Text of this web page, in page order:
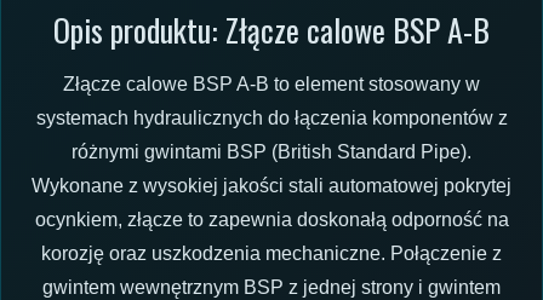
Opis produktu: Złącze calowe BSP A-B
Złącze calowe BSP A-B to element stosowany w
systemach hydraulicznych do łączenia komponentów z
różnymi gwintami BSP (British Standard Pipe).
Wykonane z wysokiej jakości stali automatowej pokrytej
ocynkiem, złącze to zapewnia doskonałą odporność na
korozję oraz uszkodzenia mechaniczne. Połączenie z
gwintem wewnętrznym BSP z jednej strony i gwintem